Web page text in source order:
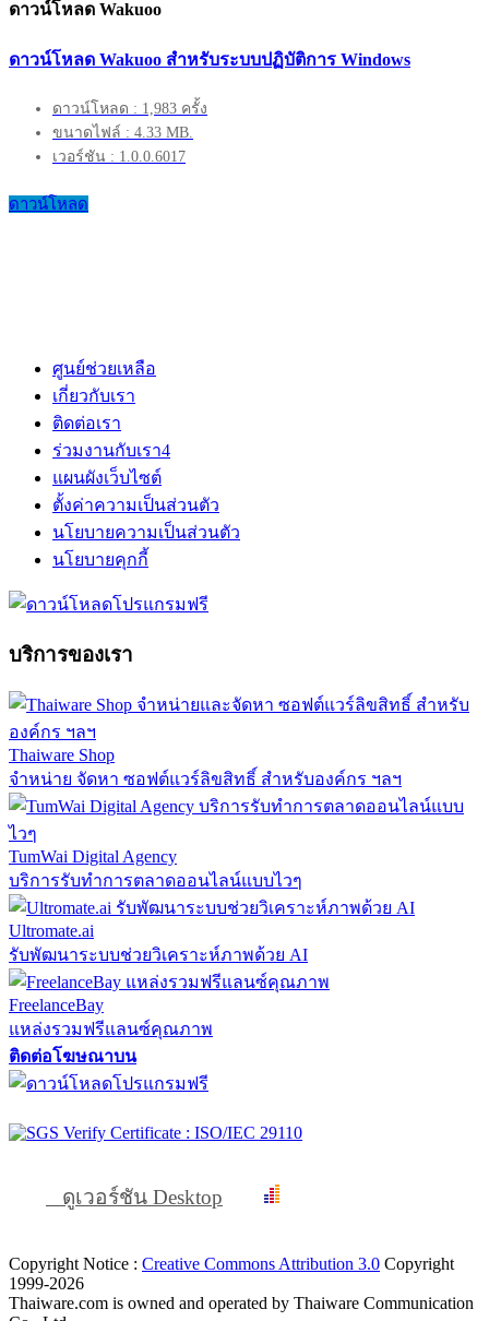
ดาวน์โหลด Wakuoo
ดาวน์โหลด Wakuoo สำหรับระบบปฏิบัติการ Windows
ดาวน์โหลด : 1,983 ครั้ง
ขนาดไฟล์ : 4.33 MB.
เวอร์ชัน : 1.0.0.6017
ดาวน์โหลด
ศูนย์ช่วยเหลือ
เกี่ยวกับเรา
ติดต่อเรา
ร่วมงานกับเรา4
แผนผังเว็บไซต์
ตั้งค่าความเป็นส่วนตัว
นโยบายความเป็นส่วนตัว
นโยบายคุกกี้
บริการของเรา
Thaiware Shop
จำหน่าย จัดหา ซอฟต์แวร์ลิขสิทธิ์ สำหรับองค์กร ฯลฯ
TumWai Digital Agency
บริการรับทำการตลาดออนไลน์แบบไวๆ
Ultromate.ai
รับพัฒนาระบบช่วยวิเคราะห์ภาพด้วย AI
FreelanceBay
แหล่งรวมฟรีแลนซ์คุณภาพ
ติดต่อโฆษณาบน
ดูเวอร์ชัน Desktop
Copyright Notice : Creative Commons Attribution 3.0 Copyright
1999-2026
Thaiware.com is owned and operated by Thaiware Communication